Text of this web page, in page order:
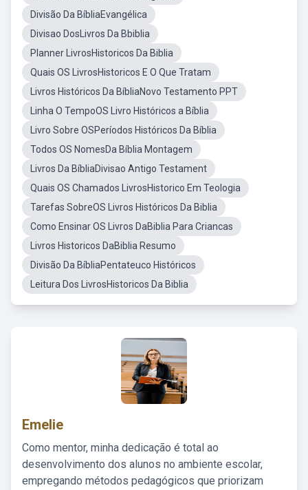
Divisão Da BíbliaEvangélica
Divisao DosLivros Da Bbiblia
Planner LivrosHistoricos Da Biblia
Quais OS LivrosHistoricos E O Que Tratam
Livros Históricos Da BíbliaNovo Testamento PPT
Linha O TempoOS Livro Históricos a Bíblia
Livro Sobre OSPeríodos Históricos Da Bíblia
Todos OS NomesDa Bíblia Montagem
Livros Da BíbliaDivisao Antigo Testament
Quais OS Chamados LivrosHistorico Em Teologia
Tarefas SobreOS Livros Históricos Da Biblia
Como Ensinar OS Livros DaBiblia Para Criancas
Livros Historicos DaBiblia Resumo
Divisão Da BíbliaPentateuco Históricos
Leitura Dos LivrosHistoricos Da Biblia
Emelie
Como mentor, minha dedicação é total ao
desenvolvimento dos alunos no ambiente escolar,
empregando métodos pedagógicos que priorizam